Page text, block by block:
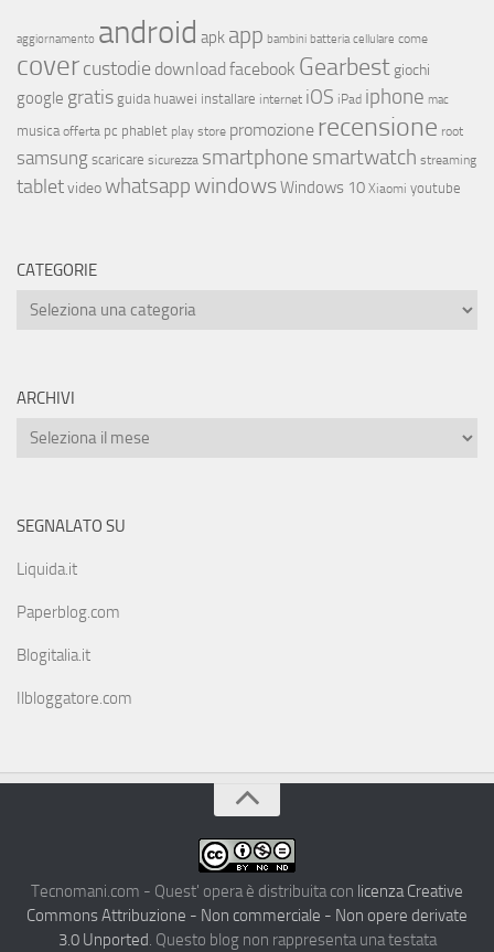
aggiornamento android apk app bambini batteria cellulare come
covercustodie download facebook Gearbest giochi
google gratis guida huawei installare internet iOS iPad iphone mac
musica offerta pc phablet play store promozione recensione root
samsungscaricare sicurezza smartphone smartwatch streaming
tabletvideowhatsappwindowsWindows 10 Xiaomi youtube
CATEGORIE
ARCHIVI
SEGNALATO SU
Liquida.it
Paperblog.com
Blogitalia.it
Ilbloggatore.com
Tecnomani.com - Quest' opera è distribuita con licenza Creative
Commons Attribuzione - Non commerciale - Non opere derivate
3.0 Unported. Questo blog non rappresenta una testata